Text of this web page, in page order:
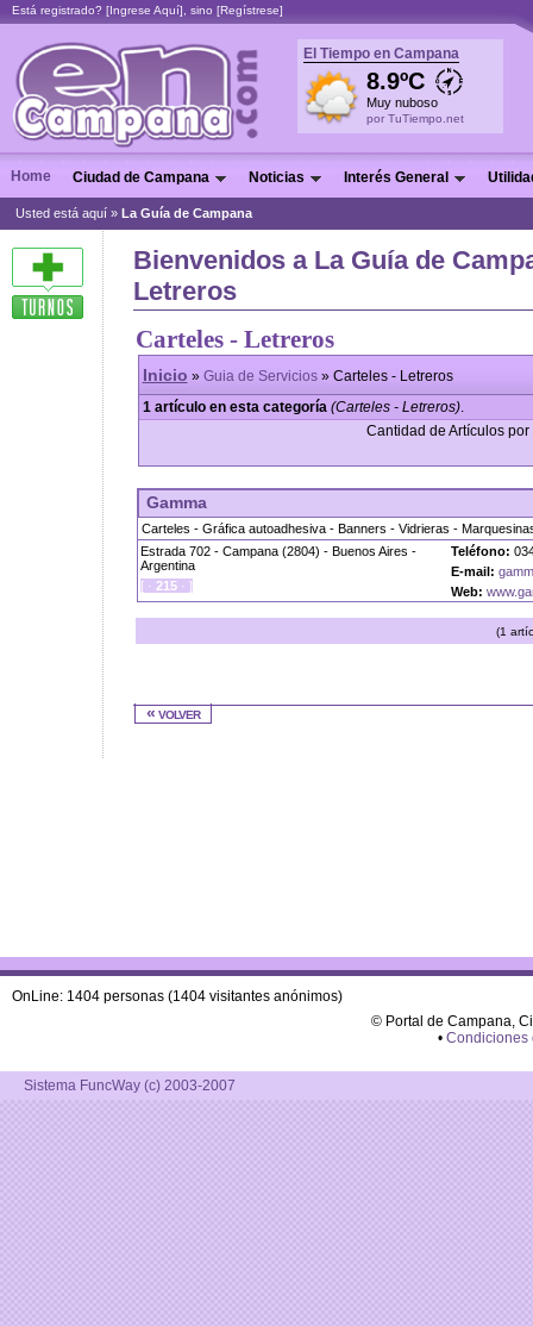
Está registrado? [Ingrese Aquí], sino [Regístrese]
El Tiempo en Campana
8.9ºC
Muy nuboso
por TuTiempo.net
Home Ciudad de Campana Noticias Interés General
Usted está aquí » La Guía de Campana
Bienvenidos a La Guía de
Letreros
Carteles - Letreros
Inicio » Guia de Servicios» Carteles - Letreros
1 artículo en esta categoría (Carteles - Letreros).
Cantidad de Artículos por
Gamma
Carteles - Gráfica autoadhesiva - Banners - Vidrieras -
Estrada 702 - Campana (2804) - Buenos Aires -
Argentina
[ · 215 · ]
Teléfono:
E-mail:
Web:
(1
« volver
OnLine: 1404 personas (1404 visitantes anónimos)
© Portal de Campana,
• Condiciones
Sistema FuncWay (c) 2003-2007